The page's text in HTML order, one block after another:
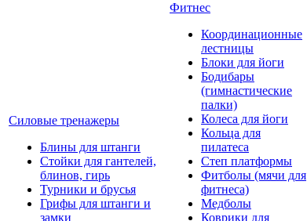
Силовые тренажеры
Блины для штанги
Стойки для гантелей,
блинов, гирь
Турники и брусья
Грифы для штанги и
замки
Фитнес
Координационные
лестницы
Блоки для йоги
Бодибары
(гимнастические
палки)
Колеса для йоги
Кольца для
пилатеса
Степ платформы
Фитболы (мячи для
фитнеса)
Медболы
Коврики для